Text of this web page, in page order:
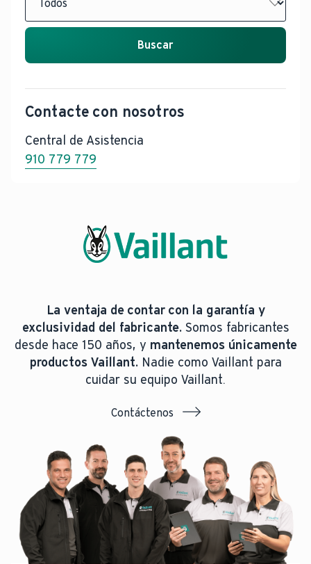
Buscar
Contacte con nosotros
Central de Asistencia
910 779 779
La ventaja de contar con la garantía y
exclusividad del fabricante.Somos fabricantes
desde hace 150 años, y mantenemos únicamente
productos Vaillant.Nadie como Vaillant para
cuidar su equipo Vaillant.
Contáctenos